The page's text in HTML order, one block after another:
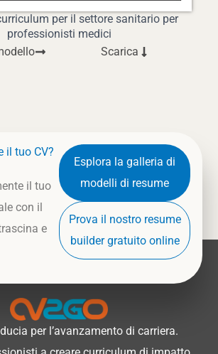
per il settore sanitario per
professionisti medici
Scarica
il tuo CV?
il tuo
con il
e
Esplora la galleria di
modelli di resume
Prova il nostro resume
builder gratuito online
per l’avanzamento di carriera.